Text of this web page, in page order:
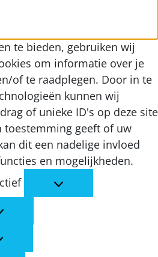
te bieden, gebruiken wij
om informatie over je
of te raadplegen. Door in te
kunnen wij
of unieke ID's op deze site
toestemming geeft of uw
dit een nadelige invloed
en mogelijkheden.